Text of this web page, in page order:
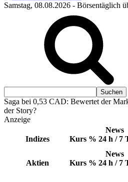
Samstag, 08.08.2026 - Börsentäglich
Saga bei 0,53 CAD: Bewertet der
der Story?
Anzeige
Indizes Kurs %
News
24 h / 7
Aktien Kurs %
News
24 h / 7